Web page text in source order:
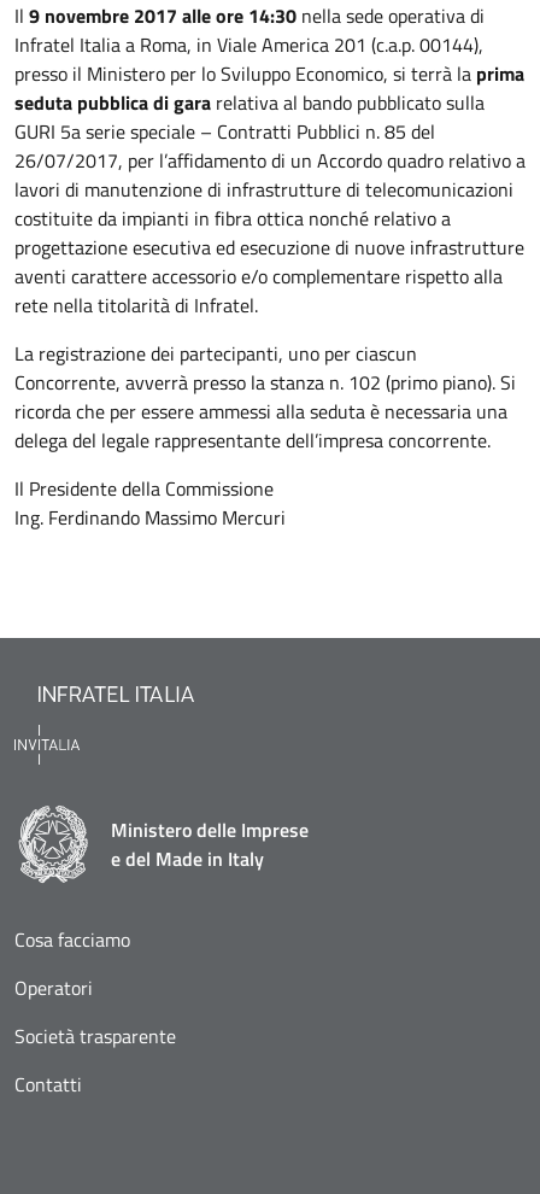
Il 9 novembre 2017 alle ore 14:30 nella sede operativa di
Infratel Italia a Roma, in Viale America 201 (c.a.p. 00144),
presso il Ministero per lo Sviluppo Economico, si terrà la prima
seduta pubblica di gara relativa al bando pubblicato sulla
GURI 5a serie speciale – Contratti Pubblici n. 85 del
26/07/2017, per l’affidamento di un Accordo quadro relativo a
lavori di manutenzione di infrastrutture di telecomunicazioni
costituite da impianti in fibra ottica nonché relativo a
progettazione esecutiva ed esecuzione di nuove infrastrutture
aventi carattere accessorio e/o complementare rispetto alla
rete nella titolarità di Infratel.
La registrazione dei partecipanti, uno per ciascun
Concorrente, avverrà presso la stanza n. 102 (primo piano). Si
ricorda che per essere ammessi alla seduta è necessaria una
delega del legale rappresentante dell’impresa concorrente.
Il Presidente della Commissione
Ing. Ferdinando Massimo Mercuri
Ministero delle Imprese
e del Made in Italy
Cosa facciamo
Operatori
Società trasparente
Contatti